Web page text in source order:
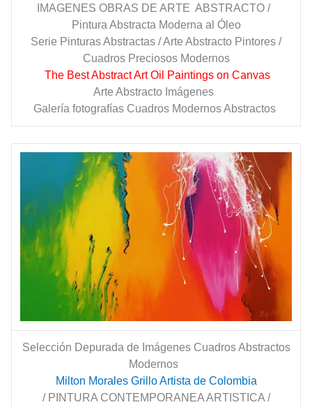
IMAGENES OBRAS DE ARTE ABSTRACTO /
Pintura Abstracta Moderna al Óleo
Serie Pinturas Abstractas / Arte Abstracto Pintores /
Cuadros Preciosos Modernos
The Best Abstract Art Oil Paintings on Canvas
Arte Abstracto Imágenes
Galería fotografías Cuadros Modernos Abstractos
Selección Depurada de Imágenes Cuadros Abstractos
Modernos
Milton Morales Grillo Artista de Colombia
/ PINTURA CONTEMPORANEA ARTISTICA /